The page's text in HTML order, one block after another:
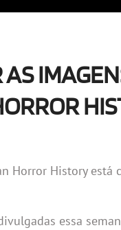
AS
Horror History está
essa